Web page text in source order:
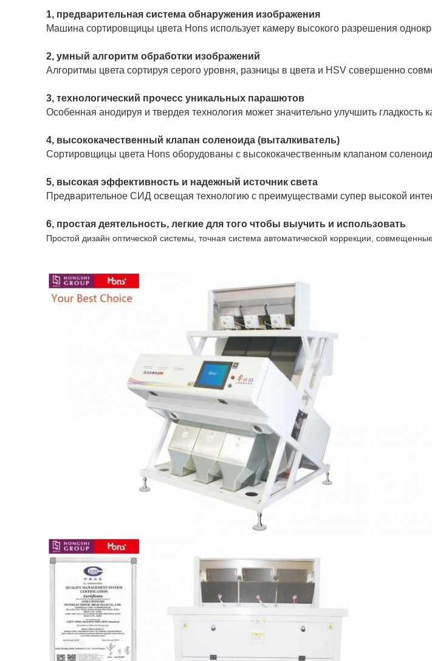
Машина сортировщицы цвета Hons использует камеру высокого разрешения
Алгоритмы цвета сортируя серого уровня, разницы в цвета и HSV совершенно
Особенная анодируя и твердея технология может значительно улучшить гладкость
Сортировщицы цвета Hons оборудованы с высококачественным клапаном
Предварительное СИД освещая технологию с преимуществами супер высокой
Простой дизайн оптической системы, точная система автоматической коррекции,